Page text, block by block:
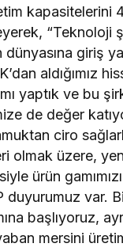
kapasitelerini
“Teknoloji
giriş
aldığımız
yaptık ve bu
de değer
ciro
olmak üzere,
ürün
var.
başlıyoruz,
mersini